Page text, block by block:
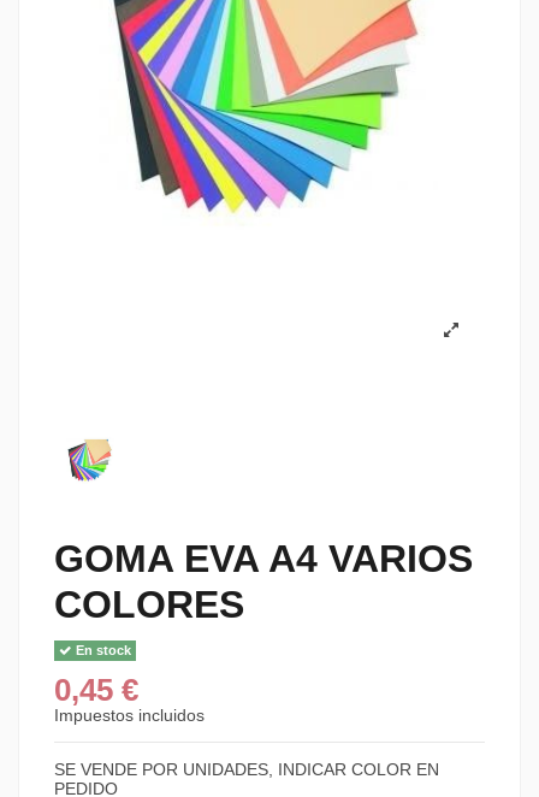
GOMA EVA A4 VARIOS
COLORES
En stock
0,45 €
Impuestos incluidos
SE VENDE POR UNIDADES, INDICAR COLOR EN
PEDIDO